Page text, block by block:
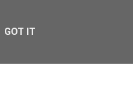
GOT IT